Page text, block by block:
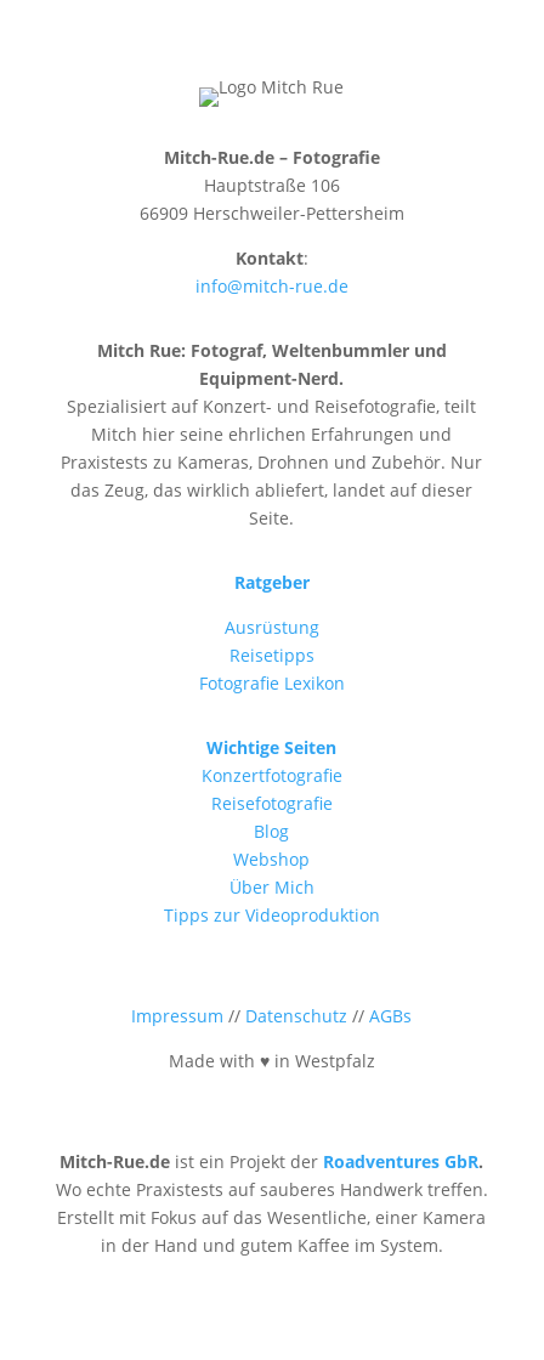
Mitch-Rue.de – Fotografie
Hauptstraße 106
66909 Herschweiler-Pettersheim
Kontakt:
info@mitch-rue.de
Mitch Rue: Fotograf, Weltenbummler und
Equipment-Nerd.
Spezialisiert auf Konzert- und Reisefotografie, teilt
Mitch hier seine ehrlichen Erfahrungen und
Praxistests zu Kameras, Drohnen und Zubehör. Nur
das Zeug, das wirklich abliefert, landet auf dieser
Seite.
Ratgeber
Ausrüstung
Reisetipps
Fotografie Lexikon
Wichtige Seiten
Konzertfotografie
Reisefotografie
Blog
Webshop
Über Mich
Tipps zur Videoproduktion
Impressum // Datenschutz //AGBs
Made with ♥ in Westpfalz
Mitch-Rue.de ist ein Projekt der Roadventures GbR.
Wo echte Praxistests auf sauberes Handwerk treffen.
Erstellt mit Fokus auf das Wesentliche, einer Kamera
in der Hand und gutem Kaffee im System.